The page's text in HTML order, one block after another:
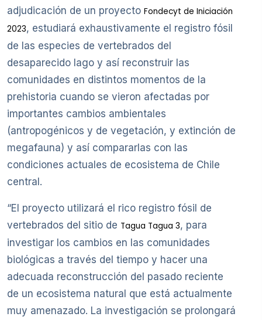
adjudicación de un proyecto Fondecyt de Iniciación
2023, estudiará exhaustivamente el registro fósil
de las especies de vertebrados del
desaparecido lago y así reconstruir las
comunidades en distintos momentos de la
prehistoria cuando se vieron afectadas por
importantes cambios ambientales
(antropogénicos y de vegetación, y extinción de
megafauna) y así compararlas con las
condiciones actuales de ecosistema de Chile
central.
“El proyecto utilizará el rico registro fósil de
vertebrados del sitio de Tagua Tagua 3, para
investigar los cambios en las comunidades
biológicas a través del tiempo y hacer una
adecuada reconstrucción del pasado reciente
de un ecosistema natural que está actualmente
muy amenazado. La investigación se prolongará